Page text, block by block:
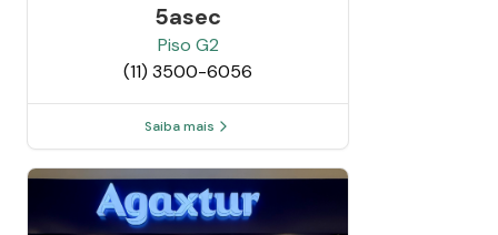
5asec
Piso G2
(11) 3500-6056
Saiba mais